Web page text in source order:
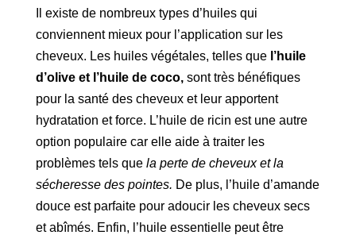
Il existe de nombreux types d’huiles qui
conviennent mieux pour l’application sur les
cheveux. Les huiles végétales, telles que l’huile
d’olive et l’huile de coco,sont très bénéfiques
pour la santé des cheveux et leur apportent
hydratation et force. L’huile de ricin est une autre
option populaire car elle aide à traiter les
problèmes tels que la perte de cheveux et la
sécheresse des pointes. De plus, l’huile d’amande
douce est parfaite pour adoucir les cheveux secs
et abîmés. Enfin, l’huile essentielle peut être